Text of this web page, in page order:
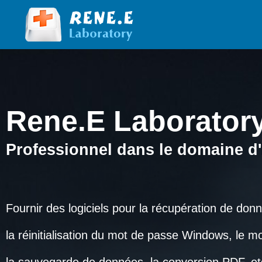
Rene.E
Professionnel dans le domaine
Fournir des logiciels pour la récupération de
la réinitialisation du mot de passe Windows, le
Rene.E
Professionnel dans le domaine
Fournir des logiciels pour la récupération de
la réinitialisation du mot de passe Windows, le